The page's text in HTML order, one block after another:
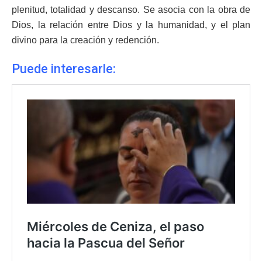
plenitud, totalidad y descanso. Se asocia con la obra de
Dios, la relación entre Dios y la humanidad, y el plan
divino para la creación y redención.
Puede interesarle: